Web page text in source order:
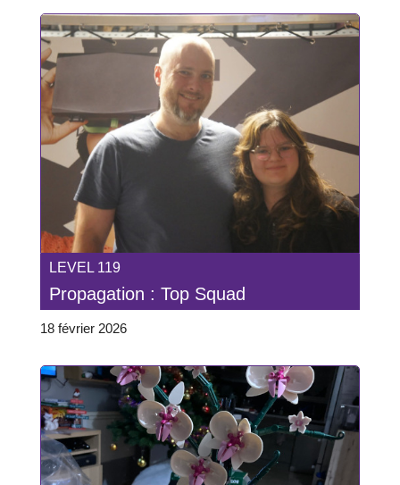
LEVEL 119
Propagation : Top Squad
18 février 2026